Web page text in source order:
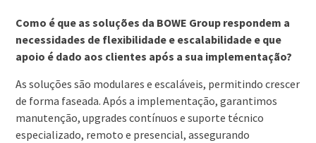
Como é que as soluções da BOWE Group respondem a
necessidades de flexibilidade e escalabilidade e que
apoio é dado aos clientes após a sua implementação?
As soluções são modulares e escaláveis, permitindo crescer
de forma faseada. Após a implementação, garantimos
manutenção, upgrades contínuos e suporte técnico
especializado, remoto e presencial, assegurando